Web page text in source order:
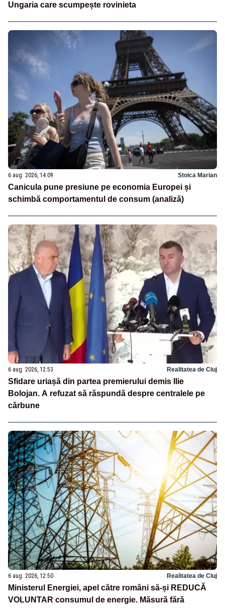
Ungaria care scumpește rovinieta
6 aug. 2026, 14:09 Stoica Marian
Canicula pune presiune pe economia Europei și
schimbă comportamentul de consum (analiză)
6 aug. 2026, 12:53 Realitatea de Cluj
Sfidare uriașă din partea premierului demis Ilie
Bolojan. A refuzat să răspundă despre centralele pe
cărbune
6 aug. 2026, 12:50 Realitatea de Cluj
Ministerul Energiei, apel către români să-și REDUCĂ
VOLUNTAR consumul de energie. Măsură fără